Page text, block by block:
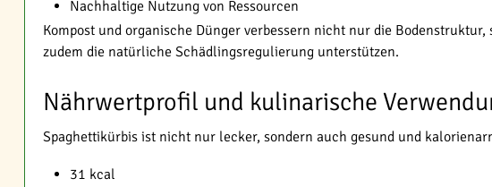
Nachhaltige Nutzung von Ressourcen
Kompost und organische Dünger verbessern nicht nur die
zudem die natürliche Schädlingsregulierung unterstützen.
Nährwertprofil und kulinarische
Spaghettikürbis ist nicht nur lecker, sondern auch gesund und
31 kcal